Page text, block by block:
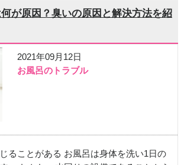
が原因？臭いの原因と解決方法を紹
2021年09月12日
お風呂のトラブル
ることがある お風呂は身体を洗い1日の